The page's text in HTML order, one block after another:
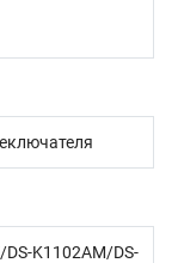
K1102AM/DS-